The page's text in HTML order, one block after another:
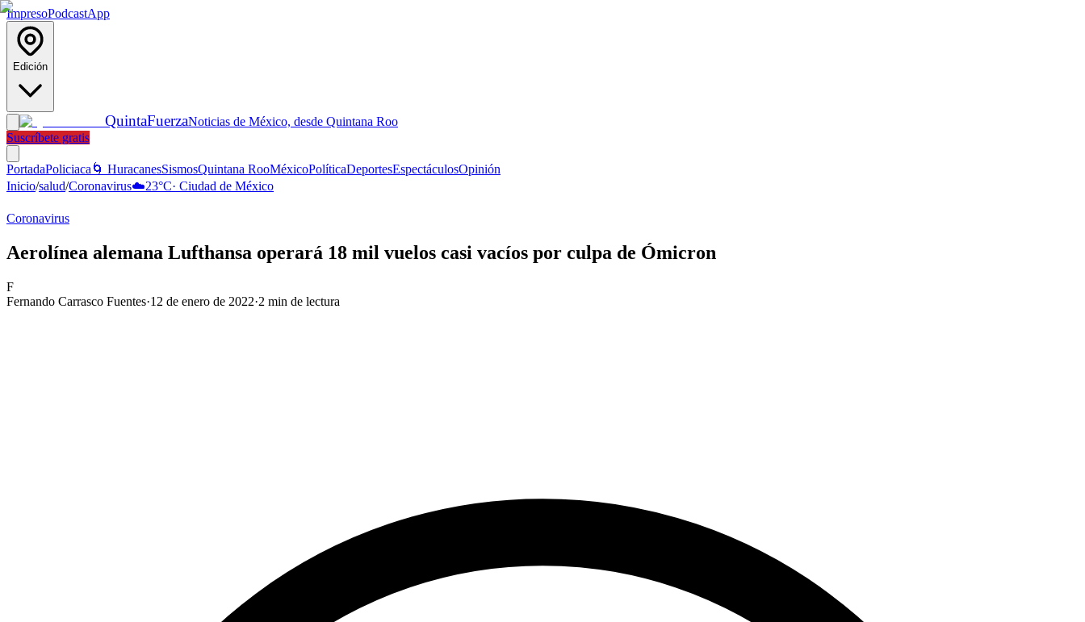
ImpresoPodcastApp
Edición
QuintaFuerzaNoticias de México, desde Quintana Roo
Suscríbete gratis
PortadaPoliciaca 🌀 HuracanesSismosQuintana RooMéxicoPolíticaDeportesEspectáculosOpinión
Inicio/salud/Coronavirus☁️23°C· Ciudad de México
Coronavirus
Aerolínea alemana Lufthansa operará 18 mil vuelos casi vacíos por culpa de Ómicron
F
Fernando Carrasco Fuentes·12 de enero de 2022·2 min de lectura